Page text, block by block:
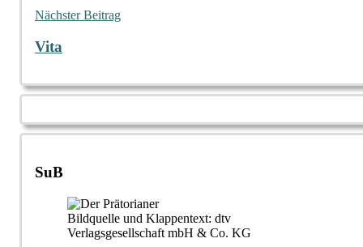
Nächster Beitrag
Vita
SuB
Bildquelle und Klappentext: dtv
Verlagsgesellschaft mbH & Co. KG